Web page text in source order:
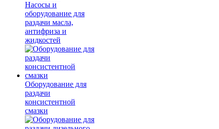
Насосы и
оборудование для
раздачи масла,
антифриза и
жидкостей
Оборудование для
раздачи
консистентной
смазки